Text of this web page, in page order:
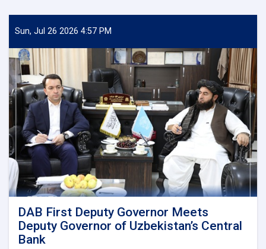
Sun, Jul 26 2026 4:57 PM
DAB First Deputy Governor Meets
Deputy Governor of Uzbekistan’s Central
Bank